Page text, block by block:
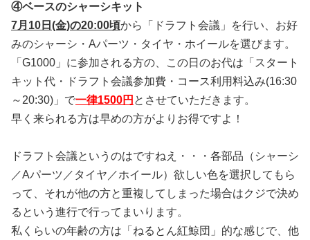
④ベースのシャーシキット
7月10日(金)の20:00頃から「ドラフト会議」を行い、お好
みのシャーシ・Aパーツ・タイヤ・ホイールを選びます。
「G1000」に参加される方の、この日のお代は「スタート
キット代・ドラフト会議参加費・コース利用料込み(16:30
～20:30)」で一律1500円 とさせていただきます。
早く来られる方は早めの方がよりお得ですよ！
ドラフト会議というのはですねえ・・・各部品（シャーシ
／Aパーツ／タイヤ／ホイール）欲しい色を選択してもら
って、それが他の方と重複してしまった場合はクジで決め
るという進行で行ってまいります。
私くらいの年齢の方は「ねるとん紅鯨団」的な感じで、他